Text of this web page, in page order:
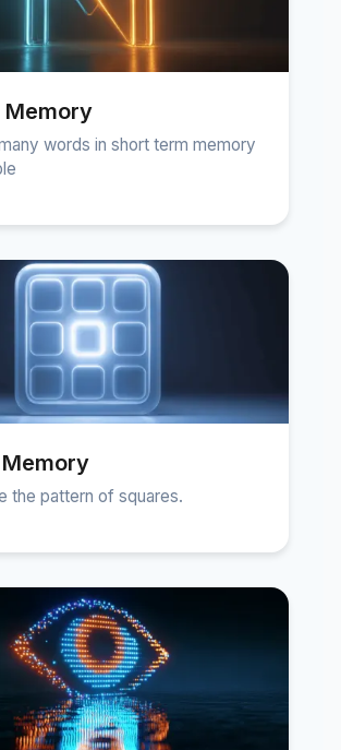
Memory
words in short term memory
the pattern of squares.